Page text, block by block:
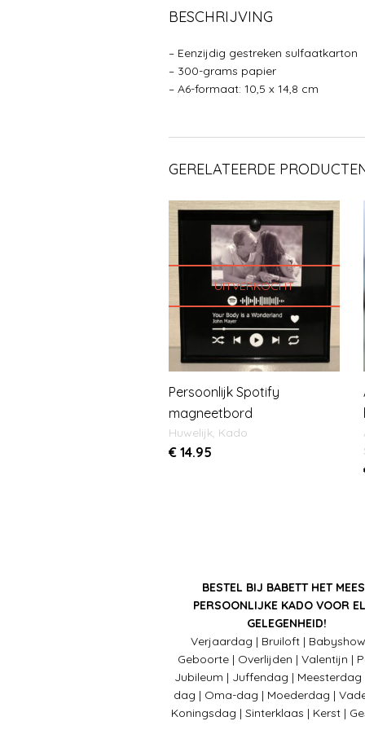
BESCHRIJVING
– Eenzijdig gestreken sulfaatkarton
– 300-grams papier
– A6-formaat: 10,5 x 14,8 cm
GERELATEERDE
UITVERKOCHT
Persoonlijk Spotify
magneetbord
Huwelijk, Kado
€ 14.95
BESTEL BIJ BABETT HET
PERSOONLIJKE KADO VOOR
GELEGENHEID!
Verjaardag | Bruiloft |
Geboorte | Overlijden | Valentijn |
Jubileum | Juffendag | Meesterdag
dag | Oma-dag | Moederdag |
Koningsdag | Sinterklaas | Kerst |